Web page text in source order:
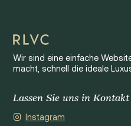
Wir sind eine einfache
macht, schnell die ideale
Lassen Sie uns in
Instagram